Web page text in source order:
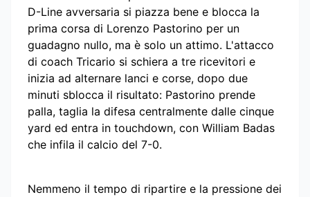
D-Line avversaria si piazza bene e blocca la
prima corsa di Lorenzo Pastorino per un
guadagno nullo, ma è solo un attimo. L'attacco
di coach Tricario si schiera a tre ricevitori e
inizia ad alternare lanci e corse, dopo due
minuti sblocca il risultato: Pastorino prende
palla, taglia la difesa centralmente dalle cinque
yard ed entra in touchdown, con William Badas
che infila il calcio del 7-0.
Nemmeno il tempo di ripartire e la pressione dei